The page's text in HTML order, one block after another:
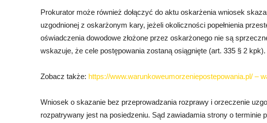
Prokurator może również dołączyć do aktu oskarżenia wniosek
uzgodnionej z oskarżonym kary, jeżeli okoliczności popełnienia
oświadczenia dowodowe złożone przez oskarżonego nie są
wskazuje, że cele postępowania zostaną osiągnięte (art. 335 § 2 kpk).
Zobacz także: https://www.warunkoweumorzeniepostepowania.pl/ –
Wniosek o skazanie bez przeprowadzania rozprawy i orzeczenie
rozpatrywany jest na posiedzeniu. Sąd zawiadamia strony o